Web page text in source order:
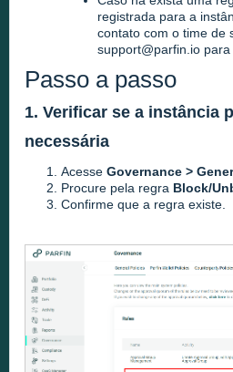
registrada para a
contato com o time de
support@parfin.io para
Passo a passo
1. Verificar se a instância
necessária
Acesse Governance >
Procure pela regra Block/
Confirme que a regra existe.